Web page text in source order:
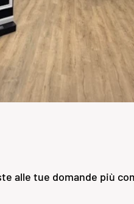
alle tue domande più